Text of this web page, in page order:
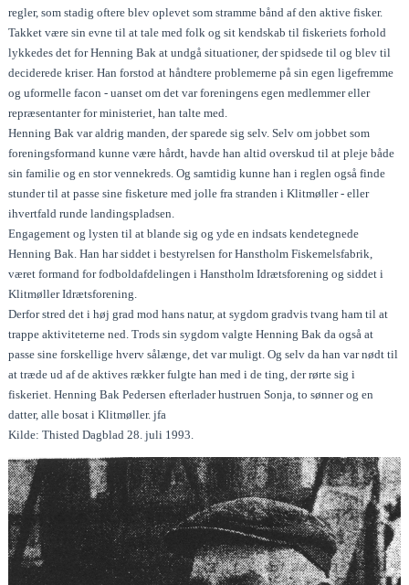
regler, som stadig oftere blev oplevet som stramme bånd af den aktive fisker.
Takket være sin evne til at tale med folk og sit kendskab til fiskeriets forhold
lykkedes det for Henning Bak at undgå situationer, der spidsede til og blev til
deciderede kriser. Han forstod at håndtere problemerne på sin egen ligefremme
og uformelle facon - uanset om det var foreningens egen medlemmer eller
repræsentanter for ministeriet, han talte med.
Henning Bak var aldrig manden, der sparede sig selv. Selv om jobbet som
foreningsformand kunne være hårdt, havde han altid overskud til at pleje både
sin familie og en stor vennekreds. Og samtidig kunne han i reglen også finde
stunder til at passe sine fisketure med jolle fra stranden i Klitmøller - eller
ihvertfald runde landingspladsen.
Engagement og lysten til at blande sig og yde en indsats kendetegnede
Henning Bak. Han har siddet i bestyrelsen for Hanstholm Fiskemelsfabrik,
været formand for fodboldafdelingen i Hanstholm Idrætsforening og siddet i
Klitmøller Idrætsforening.
Derfor stred det i høj grad mod hans natur, at sygdom gradvis tvang ham til at
trappe aktiviteterne ned. Trods sin sygdom valgte Henning Bak da også at
passe sine forskellige hverv sålænge, det var muligt. Og selv da han var nødt til
at træde ud af de aktives rækker fulgte han med i de ting, der rørte sig i
fiskeriet. Henning Bak Pedersen efterlader hustruen Sonja, to sønner og en
datter, alle bosat i Klitmøller. jfa
Kilde: Thisted Dagblad 28. juli 1993.